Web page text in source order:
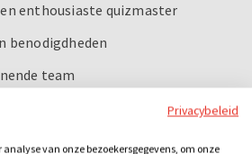
enthousiaste quizmaster
benodigdheden
team
Privacybeleid
van onze bezoekersgegevens, om onze